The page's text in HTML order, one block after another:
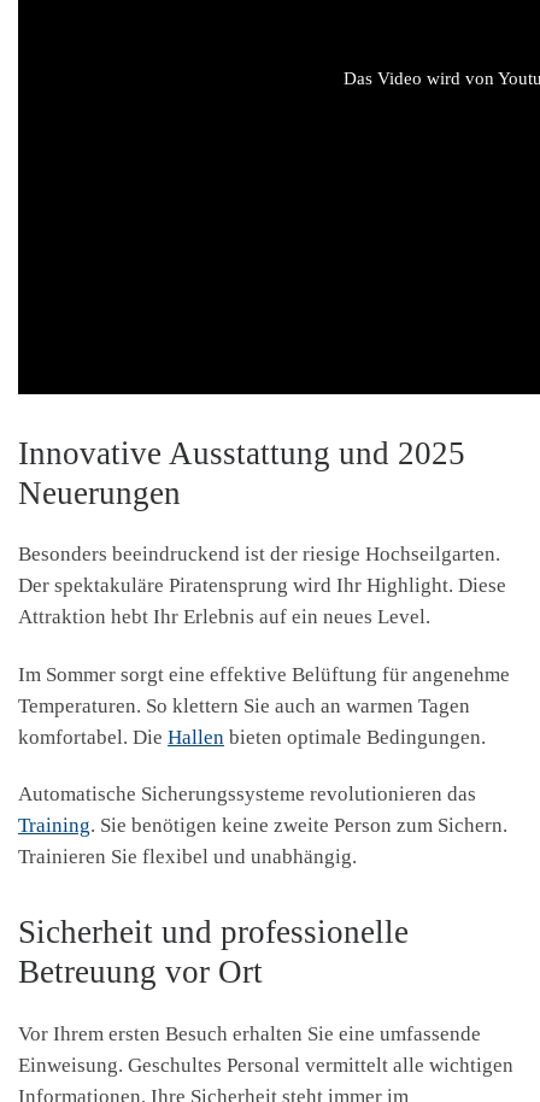
Das Video wird von
Innovative Ausstattung und 2025
Neuerungen
Besonders beeindruckend ist der riesige Hochseilgarten.
Der spektakuläre Piratensprung wird Ihr Highlight. Diese
Attraktion hebt Ihr Erlebnis auf ein neues Level.
Im Sommer sorgt eine effektive Belüftung für angenehme
Temperaturen. So klettern Sie auch an warmen Tagen
komfortabel. Die Hallen bieten optimale Bedingungen.
Automatische Sicherungssysteme revolutionieren das
Training. Sie benötigen keine zweite Person zum Sichern.
Trainieren Sie flexibel und unabhängig.
Sicherheit und professionelle
Betreuung vor Ort
Vor Ihrem ersten Besuch erhalten Sie eine umfassende
Einweisung. Geschultes Personal vermittelt alle wichtigen
Informationen. Ihre Sicherheit steht immer im